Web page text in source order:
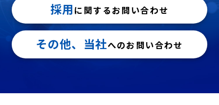
採用 に関するお問い合わせ
その他、当社へのお問い合わせ